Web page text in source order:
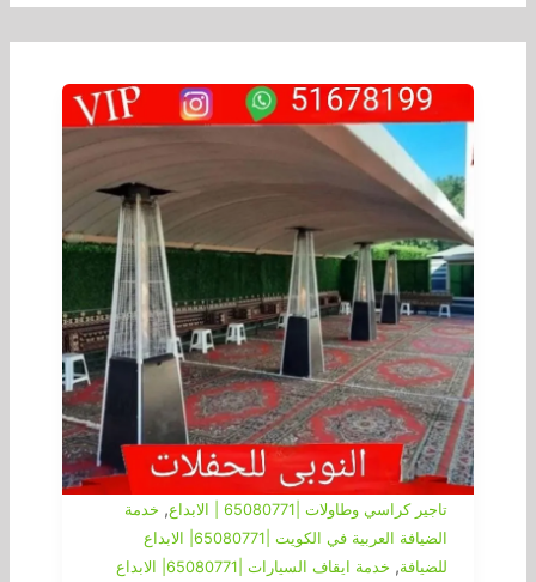
تاجير كراسي وطاولات |65080771 | الابداع , خدمة
الضيافة العربية في الكويت |65080771| الابداع
للضيافة,
خدمة ايقاف السيارات |65080771| الابداع